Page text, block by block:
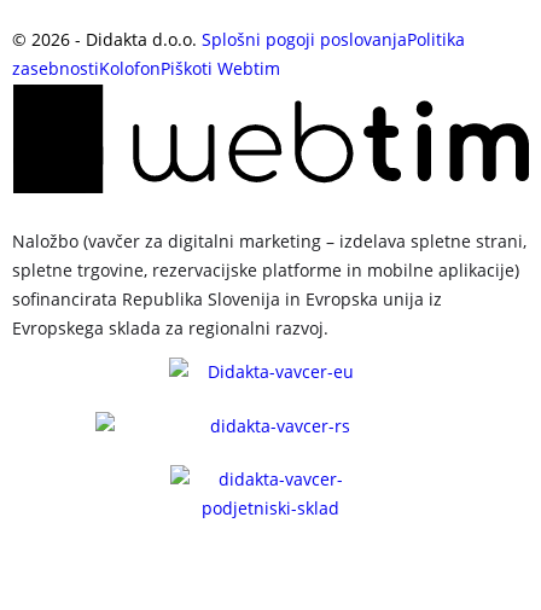
© 2026 - Didakta d.o.o. Splošni pogoji poslovanjaPolitika
zasebnostiKolofonPiškoti Webtim
Naložbo (vavčer za digitalni marketing – izdelava spletne strani,
spletne trgovine, rezervacijske platforme in mobilne aplikacije)
sofinancirata Republika Slovenija in Evropska unija iz
Evropskega sklada za regionalni razvoj.